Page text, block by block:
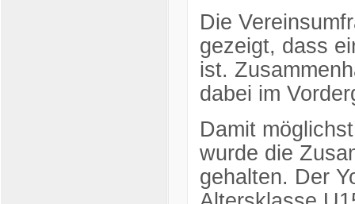
Die
gezeigt, dass
ist.
dabei im
Damit
wurde die
gehalten. Der